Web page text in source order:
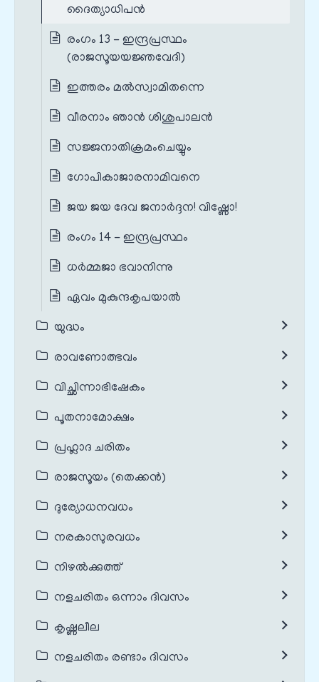
ദൈത്യാധിപൻ
രംഗം 13 - ഇന്ദ്രപ്രസ്ഥം
(രാജസൂയയജ്ഞവേദി)
ഇത്തരം മൽസ്വാമിതന്നെ
വീരനാം ഞാൻ ശിശുപാലൻ
സജ്ജനാതിക്രമംചെയ്യും
ഗോപികാജാരനാമിവനെ
ജയ ജയ ദേവ ജനാർദ്ദന! വിഷ്ണോ!
രംഗം 14 - ഇന്ദ്രപ്രസ്ഥം
ധർമ്മജാ ഭവാനിന്നു
ഏവം മുകുന്ദകൃപയാൽ
യുദ്ധം
രാവണോത്ഭവം
വിച്ഛിന്നാഭിഷേകം
പൂതനാമോക്ഷം
പ്രഹ്ലാദ ചരിതം
രാജസൂയം (തെക്കൻ)
ദുര്യോധനവധം
നരകാസുരവധം
നിഴൽക്കുത്ത്
നളചരിതം ഒന്നാം ദിവസം
കൃഷ്ണലീല
നളചരിതം രണ്ടാം ദിവസം